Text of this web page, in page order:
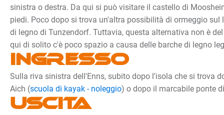
sinistra o destra. Da qui si può visitare il castello di
piedi. Poco dopo si trova un'altra possibilità di ormeggio
di legno di Tunzendorf. Tuttavia, questa alternativa non è
qui di solito c'è poco spazio a causa delle barche di legno
Ingresso
Sulla riva sinistra dell'Enns, subito dopo l'isola che si trova
Aich (scuola di kayak - noleggio) o dopo il marcabile ponte
Uscita